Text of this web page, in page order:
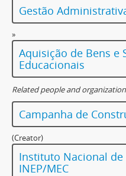
Gestão
»
Aquisição de Bens e
Educacionais
Related people and
Campanha de
(Creator)
Instituto Nacional de
INEP/MEC